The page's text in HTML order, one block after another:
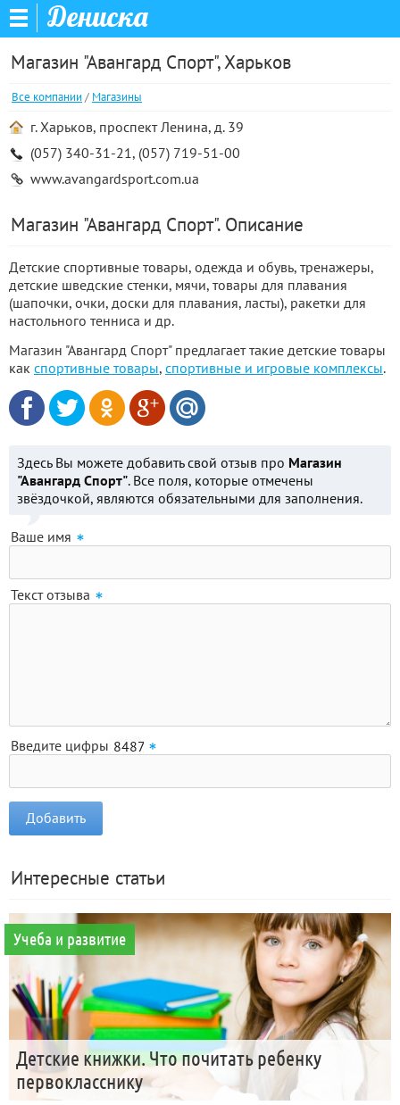
Дениска
Магазин "Авангард Спорт", Харьков
Все компании/ Магазины
г. Харьков, проспект Ленина, д. 39
(057) 340-31-21, (057) 719-51-00
www.avangardsport.com.ua
Магазин "Авангард Спорт". Описание
Детские спортивные товары, одежда и обувь, тренажеры,
детские шведские стенки, мячи, товары для плавания
(шапочки, очки, доски для плавания, ласты), ракетки для
настольного тенниса и др.
Магазин "Авангард Спорт" предлагает такие детские товары
как спортивные товары, спортивные и игровые комплексы.
Здесь Вы можете добавить свой отзыв про Магазин
"Авангард Спорт". Все поля, которые отмечены
звёздочкой, являются обязательными для заполнения.
Ваше имя
Текст отзыва
Введите цифры
Интересные статьи
Учеба и развитие
Детские книжки. Что почитать ребенку
первокласснику